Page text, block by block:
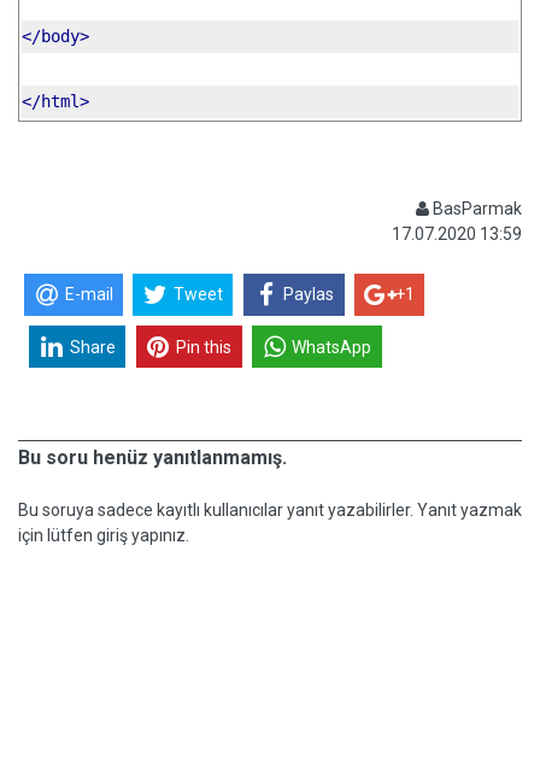
</body>
</html>
BasParmak
17.07.2020 13:59
E-mail Tweet Paylas +1
Share Pin this WhatsApp
Bu soru henüz yanıtlanmamış.
Bu soruya sadece kayıtlı kullanıcılar yanıt yazabilirler. Yanıt yazmak
için lütfen giriş yapınız.